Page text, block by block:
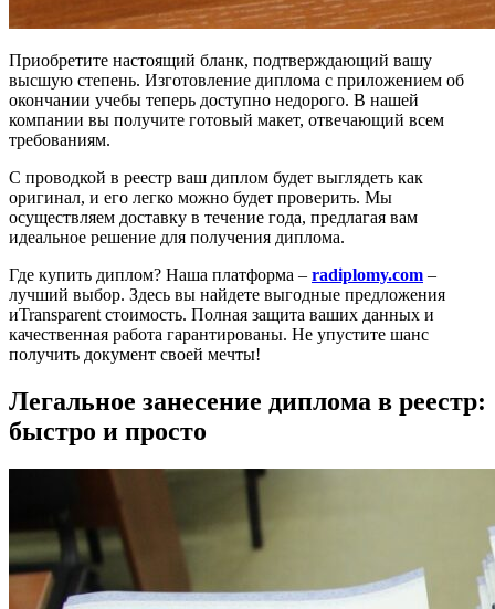
Приобретите настоящий бланк, подтверждающий вашу
высшую степень. Изготовление диплома с приложением об
окончании учебы теперь доступно недорого. В нашей
компании вы получите готовый макет, отвечающий всем
требованиям.
С проводкой в реестр ваш диплом будет выглядеть как
оригинал, и его легко можно будет проверить. Мы
осуществляем доставку в течение года, предлагая вам
идеальное решение для получения диплома.
Где купить диплом? Наша платформа – radiplomy.com –
лучший выбор. Здесь вы найдете выгодные предложения
иTransparent стоимость. Полная защита ваших данных и
качественная работа гарантированы. Не упустите шанс
получить документ своей мечты!
Легальное занесение диплома в реестр:
быстро и просто